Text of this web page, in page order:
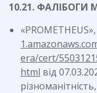
10.21. ФАЛІБОГИ
1.amazonaws.
era/cert/
html від